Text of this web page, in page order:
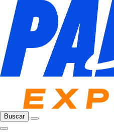
Buscar